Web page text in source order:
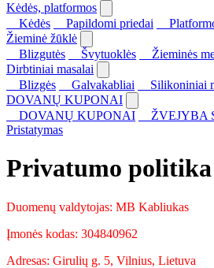
Kėdės, platformos
Kėdės
Papildomi priedai
Žieminė žūklė
Blizgutės
Švytuoklės Žieminės
Dirbtiniai masalai
Blizgės
Galvakabliai
Silikoniniai
DOVANŲ KUPONAI
DOVANŲ KUPONAI
ŽVEJYBA
Pristatymas
Privatumo politika
Duomenų valdytojas: MB Kabliukas
Įmonės kodas: 304840962
Adresas: Girulių g. 5, Vilnius, Lietuva